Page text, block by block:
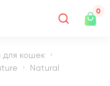
0
для кошек
Natural